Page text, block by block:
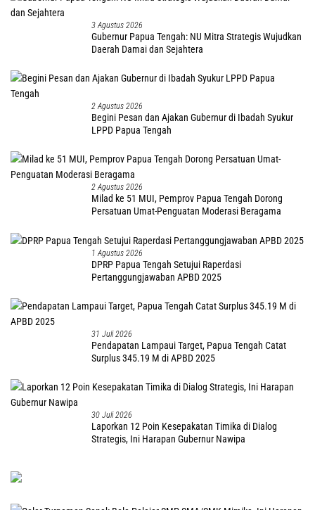
3 Agustus 2026
Gubernur Papua Tengah: NU Mitra Strategis Wujudkan
Daerah Damai dan Sejahtera
2 Agustus 2026
Begini Pesan dan Ajakan Gubernur di Ibadah Syukur
LPPD Papua Tengah
2 Agustus 2026
Milad ke 51 MUI, Pemprov Papua Tengah Dorong
Persatuan Umat-Penguatan Moderasi Beragama
1 Agustus 2026
DPRP Papua Tengah Setujui Raperdasi
Pertanggungjawaban APBD 2025
31 Juli 2026
Pendapatan Lampaui Target, Papua Tengah Catat
Surplus 345.19 M di APBD 2025
30 Juli 2026
Laporkan 12 Poin Kesepakatan Timika di Dialog
Strategis, Ini Harapan Gubernur Nawipa